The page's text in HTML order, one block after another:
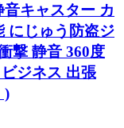
キャスター カ
にじゅう防盗ジ
撃 静音 360度
ジネス 出張
)